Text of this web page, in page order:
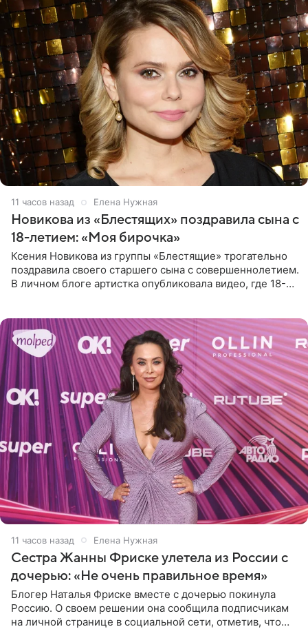
11 часов назад Елена Нужная
Новикова из «Блестящих» поздравила сына с
18-летием: «Моя бирочка»
Ксения Новикова из группы «Блестящие» трогательно
поздравила своего старшего сына с совершеннолетием.
В личном блоге артистка опубликовала видео, где 18-
11 часов назад Елена Нужная
Сестра Жанны Фриске улетела из России с
дочерью: «Не очень правильное время»
Блогер Наталья Фриске вместе с дочерью покинула
Россию. О своем решении она сообщила подписчикам
на личной странице в социальной сети, отметив, что